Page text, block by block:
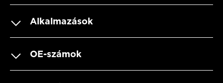
Alkalmazások
OE-számok